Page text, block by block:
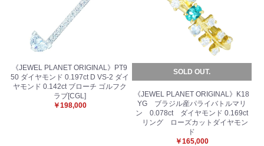
《JEWEL PLANET ORIGINAL》PT9
50 ダイヤモンド 0.197ct D VS-2 ダイ
ヤモンド 0.142ct ブローチ ゴルフク
ラブ[CGL]
￥198,000
SOLD OUT.
《JEWEL PLANET ORIGINAL》K18
YG ブラジル産パライバトルマリ
ン 0.078ct ダイヤモンド 0.169ct
リング ローズカットダイヤモン
ド
￥165,000